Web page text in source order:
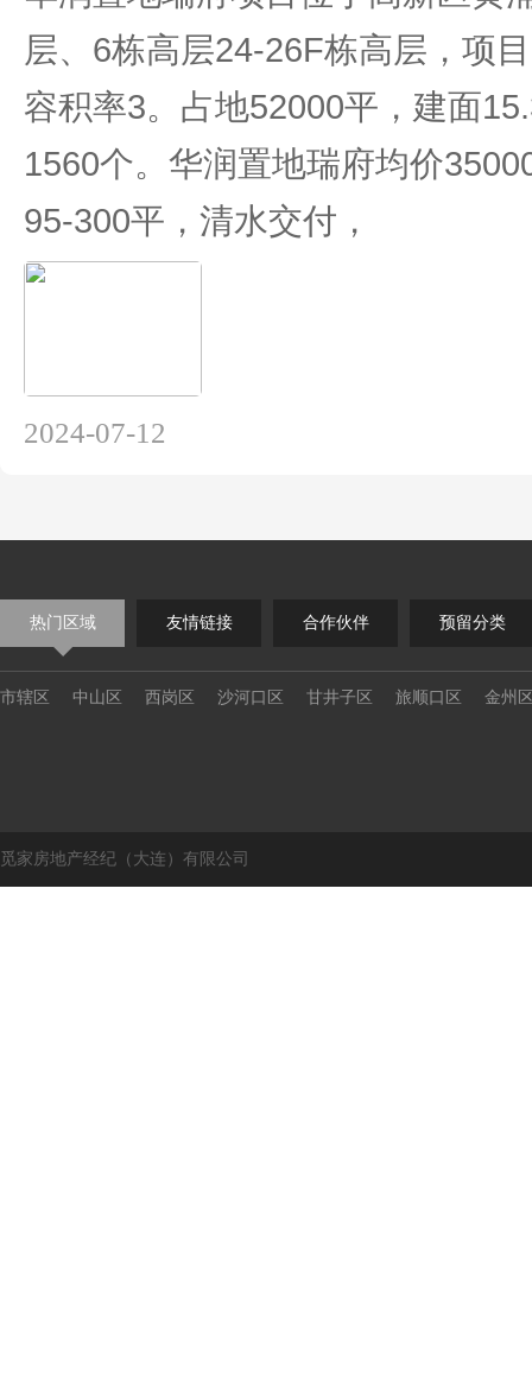
层、6栋高层24-26F栋高层，项
容积率3。占地52000平，建面
1560个。华润置地瑞府均价
95-300平，清水交付，
2024-07-12
热门区域 友情链接 合作伙伴 预留分类
市辖区 中山区 西岗区 沙河口区 甘井子区 旅顺口区 金州
觅家房地产经纪（大连）有限公司